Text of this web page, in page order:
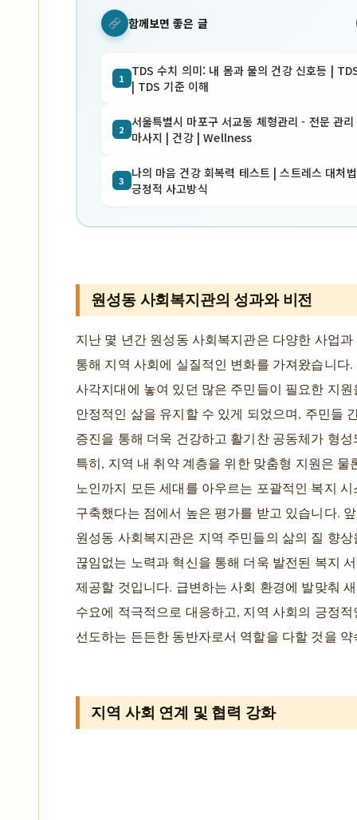
함께보면 좋은 글
1 TDS 수치 의미: 내 몸과 물의 건강 신호등 |
| TDS 기준 이해
2 서울특별시 마포구 서교동 체형관리 - 전문 관
마사지 | 건강 | Wellness
3 나의 마음 건강 회복력 테스트 | 스트레스 대처
긍정적 사고방식
원성동 사회복지관의 성과와 비전
지난 몇 년간 원성동 사회복지관은 다양한 사업
통해 지역 사회에 실질적인 변화를 가져왔습니다.
사각지대에 놓여 있던 많은 주민들이 필요한 지원
안정적인 삶을 유지할 수 있게 되었으며, 주민들
증진을 통해 더욱 건강하고 활기찬 공동체가 형
특히, 지역 내 취약 계층을 위한 맞춤형 지원은 물
노인까지 모든 세대를 아우르는 포괄적인 복지
구축했다는 점에서 높은 평가를 받고 있습니다.
원성동 사회복지관은 지역 주민들의 삶의 질 향상
끊임없는 노력과 혁신을 통해 더욱 발전된 복지
제공할 것입니다. 급변하는 사회 환경에 발맞춰
수요에 적극적으로 대응하고, 지역 사회의 긍정
선도하는 든든한 동반자로서 역할을 다할 것을
지역 사회 연계 및 협력 강화